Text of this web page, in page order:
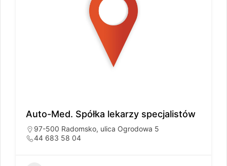
Auto-Med. Spółka lekarzy specjalistów
97-500 Radomsko, ulica Ogrodowa 5
44 683 58 04